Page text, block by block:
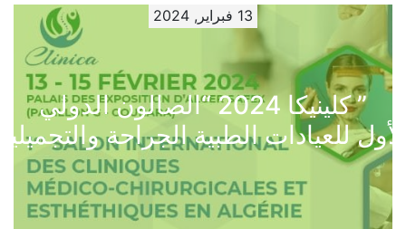
13 فبراير, 2024
” كلينيكا 2024 “الصالون الدولي
للعيادات الطبية الجراحة